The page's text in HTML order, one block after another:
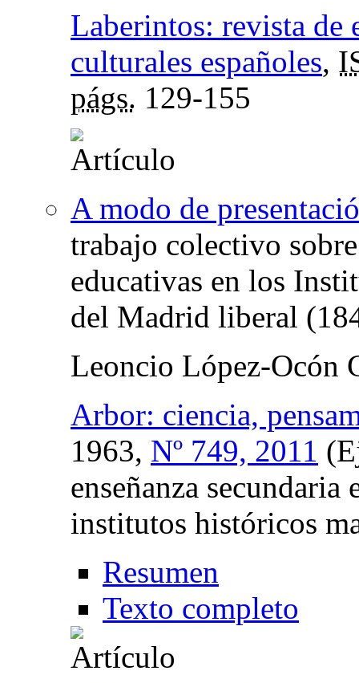
Laberintos: revista de
culturales españoles,
págs. 129-155
A modo de
trabajo colectivo
educativas en los
del Madrid liberal
Leoncio López-Ocón
Arbor: ciencia,
1963, Nº 749, 2011
enseñanza
institutos históricos
Resumen
Texto completo